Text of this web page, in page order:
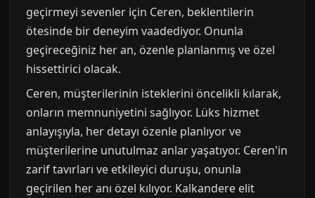
geçirmeyi sevenler için Ceren, beklentilerin
ötesinde bir deneyim vaadediyor. Onunla
geçireceğiniz her an, özenle planlanmış ve özel
hissettirici olacak.
Ceren, müşterilerinin isteklerini öncelikli kılarak,
onların memnuniyetini sağlıyor. Lüks hizmet
anlayışıyla, her detayı özenle planlıyor ve
müşterilerine unutulmaz anlar yaşatıyor. Ceren'in
zarif tavırları ve etkileyici duruşu, onunla
geçirilen her anı özel kılıyor. Kalkandere elit